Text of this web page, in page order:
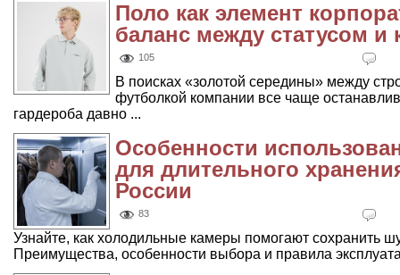
Поло как элемент
баланс между статусом
105
В поисках «золотой середины» между
футболкой компании все чаще
гардероба давно ...
Особенности
для длительного
России
83
Узнайте, как холодильные камеры помогают сохранить
Преимущества, особенности выбора и правила